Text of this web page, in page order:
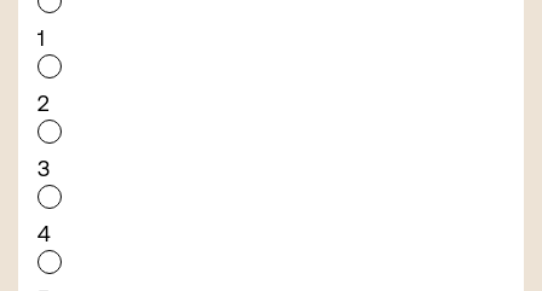
1
2
3
4